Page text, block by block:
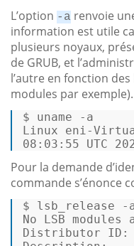
L’option -a renvoie
information est utile
plusieurs noyaux,
de GRUB, et
l’autre en fonction
modules par exemple).
$ uname
-a
Linux
eni-
08 :03:55 UTC
Pour la demande
commande s’énonce
$ lsb_release
No LSB